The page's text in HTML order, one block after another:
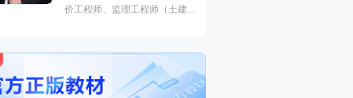
价工程师、监理工程师（土建/
工程）